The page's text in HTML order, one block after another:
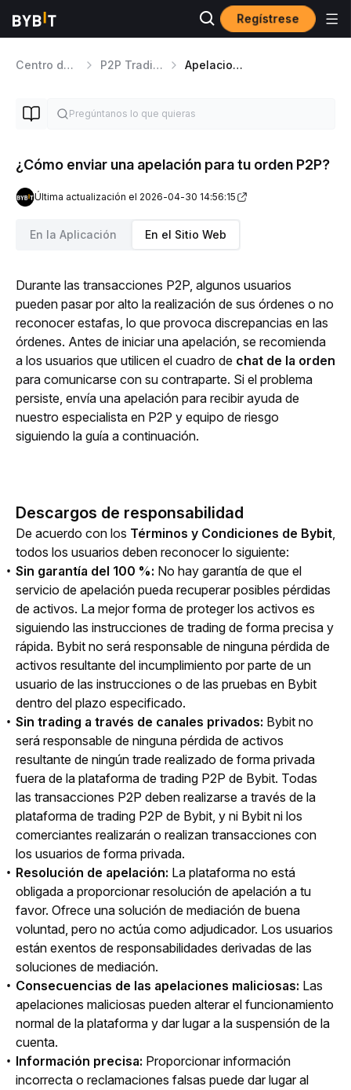
Regístrese
Centro de ayuda P2P Trading Apelaciones de órdenes P2P
¿Cómo enviar una apelación para tu orden P2P?
Última actualización el 2026-04-30 14:56:15
En la Aplicación En el Sitio Web
Durante las transacciones P2P, algunos usuarios
pueden pasar por alto la realización de sus órdenes o no
reconocer estafas, lo que provoca discrepancias en las
órdenes. Antes de iniciar una apelación, se recomienda
a los usuarios que utilicen el cuadro de chat de la orden
para comunicarse con su contraparte. Si el problema
persiste, envía una apelación para recibir ayuda de
nuestro especialista en P2P y equipo de riesgo
siguiendo la guía a continuación.
Descargos de responsabilidad
De acuerdo con los Términos y Condiciones de Bybit,
todos los usuarios deben reconocer lo siguiente:
Sin garantía del 100 %: No hay garantía de que el
servicio de apelación pueda recuperar posibles pérdidas
de activos. La mejor forma de proteger los activos es
siguiendo las instrucciones de trading de forma precisa y
rápida. Bybit no será responsable de ninguna pérdida de
activos resultante del incumplimiento por parte de un
usuario de las instrucciones o de las pruebas en Bybit
dentro del plazo especificado.
Sin trading a través de canales privados: Bybit no
será responsable de ninguna pérdida de activos
resultante de ningún trade realizado de forma privada
fuera de la plataforma de trading P2P de Bybit. Todas
las transacciones P2P deben realizarse a través de la
plataforma de trading P2P de Bybit, y ni Bybit ni los
comerciantes realizarán o realizan transacciones con
los usuarios de forma privada.
Resolución de apelación: La plataforma no está
obligada a proporcionar resolución de apelación a tu
favor. Ofrece una solución de mediación de buena
voluntad, pero no actúa como adjudicador. Los usuarios
están exentos de responsabilidades derivadas de las
soluciones de mediación.
Consecuencias de las apelaciones maliciosas: Las
apelaciones maliciosas pueden alterar el funcionamiento
normal de la plataforma y dar lugar a la suspensión de la
cuenta.
Información precisa: Proporcionar información
incorrecta o reclamaciones falsas puede dar lugar al